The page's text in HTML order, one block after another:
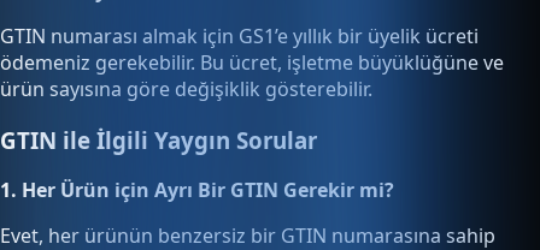
GTIN numarası almak için GS1’e yıllık bir üyelik ücreti
ödemeniz gerekebilir. Bu ücret, işletme büyüklüğüne ve
ürün sayısına göre değişiklik gösterebilir.
GTIN ile İlgili Yaygın Sorular
1. Her Ürün için Ayrı Bir GTIN Gerekir mi?
Evet, her ürünün benzersiz bir GTIN numarasına sahip